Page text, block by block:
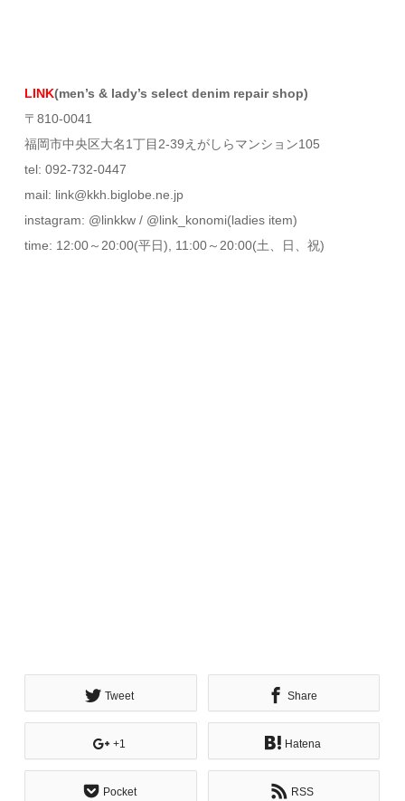
LINK(men’s & lady’s select denim repair shop)
〒810-0041
福岡市中央区大名1丁目2-39えがしらマンション105
tel: 092-732-0447
mail: link@kkh.biglobe.ne.jp
instagram: @linkkw / @link_konomi(ladies item)
time: 12:00～20:00(平日), 11:00～20:00(土、日、祝)
Tweet Share
+1 Hatena
Pocket RSS